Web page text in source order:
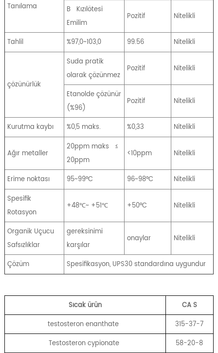
Tanılama
B Kızılötesi
Emilim
Pozitif Nitelikli
Tahlil %97,0~103,0 99.56 Nitelikli
çözünürlük
Suda pratik
olarak çözünmez
Pozitif Nitelikli
Etanolde çözünür
(%96)
Pozitif Nitelikli
Kurutma kaybı %0,5 maks. %0,33 Nitelikli
Ağır metaller
20ppm maks
≤
20ppm
<10ppm Nitelikli
Erime noktası 95~99°C 96~98°C
Nitelikli
Spesifik
Rotasyon
+48℃~ +51℃ +50°C Nitelikli
Organik Uçucu
Safsızlıklar
gereksinimi
karşılar
onaylar Nitelikli
Çözüm Spesifikasyon, UPS30 standardına uygundur
Sıcak ürün CAS
testosteron enanthate
315-37-7
Testosteron cypionate
58-20-8